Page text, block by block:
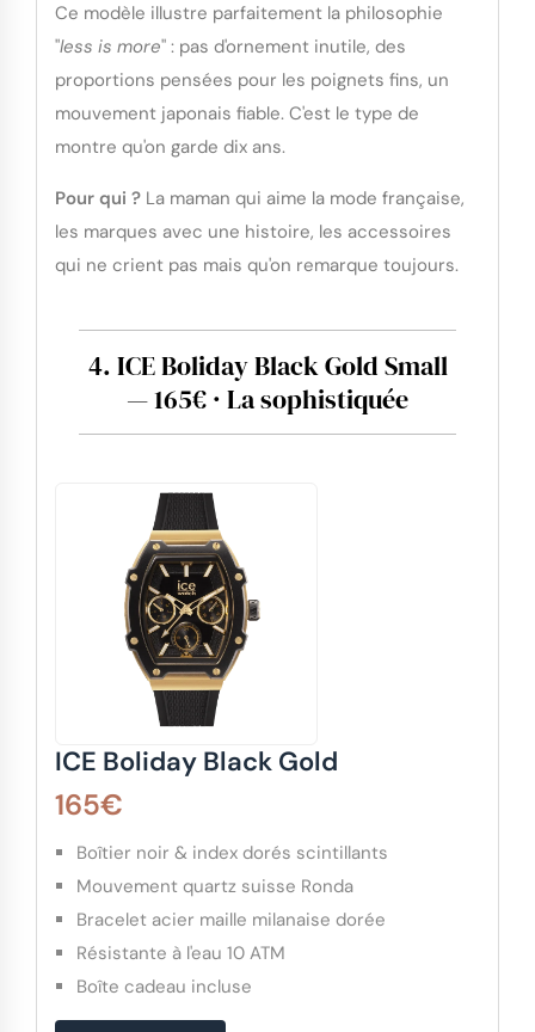
Ce modèle illustre parfaitement la philosophie
"less is more" : pas d'ornement inutile, des
proportions pensées pour les poignets fins, un
mouvement japonais fiable. C'est le type de
montre qu'on garde dix ans.
Pour qui ? La maman qui aime la mode française,
les marques avec une histoire, les accessoires
qui ne crient pas mais qu'on remarque toujours.
4. ICE Boliday Black Gold Small
— 165€ · La sophistiquée
ICE Boliday Black Gold
165€
Boîtier noir & index dorés scintillants
Mouvement quartz suisse Ronda
Bracelet acier maille milanaise dorée
Résistante à l'eau 10 ATM
Boîte cadeau incluse